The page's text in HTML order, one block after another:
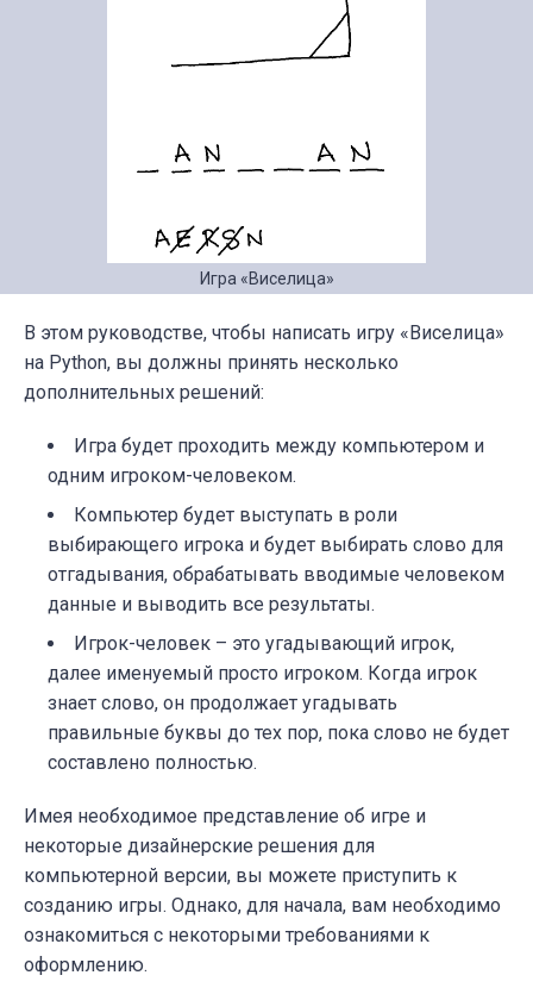
Игра «Виселица»
В этом руководстве, чтобы написать игру «Виселица»
на Python, вы должны принять несколько
дополнительных решений:
Игра будет проходить между компьютером и
одним игроком-человеком.
Компьютер будет выступать в роли
выбирающего игрока и будет выбирать слово для
отгадывания, обрабатывать вводимые человеком
данные и выводить все результаты.
Игрок-человек – это угадывающий игрок,
далее именуемый просто игроком. Когда игрок
знает слово, он продолжает угадывать
правильные буквы до тех пор, пока слово не будет
составлено полностью.
Имея необходимое представление об игре и
некоторые дизайнерские решения для
компьютерной версии, вы можете приступить к
созданию игры. Однако, для начала, вам необходимо
ознакомиться с некоторыми требованиями к
оформлению.